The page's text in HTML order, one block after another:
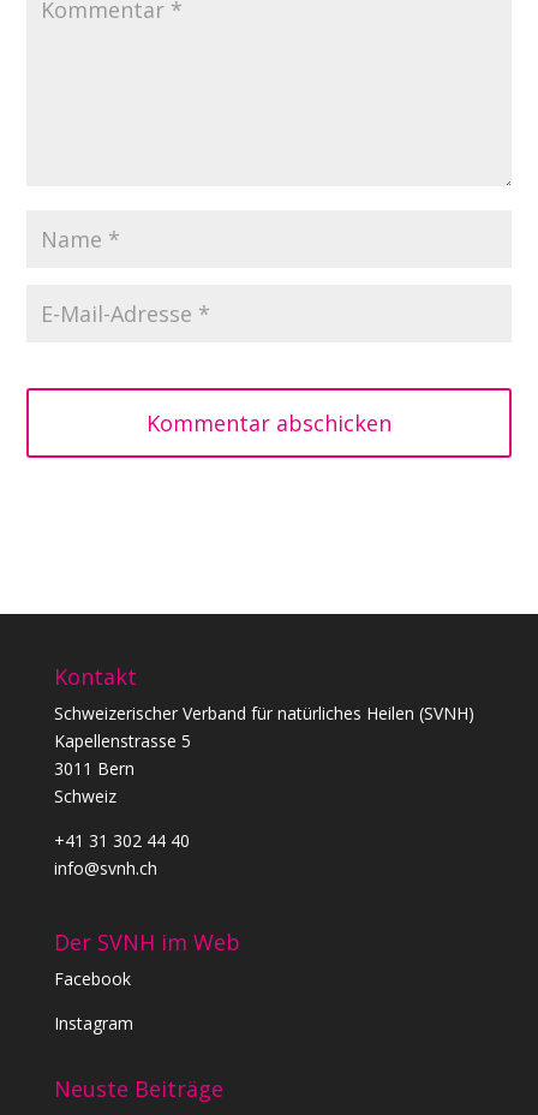
Kommentar abschicken
Kontakt
Schweizerischer Verband für natürliches Heilen (SVNH)
Kapellenstrasse 5
3011 Bern
Schweiz
+41 31 302 44 40
info@svnh.ch
Der SVNH im Web
Facebook
Instagram
Neuste Beiträge